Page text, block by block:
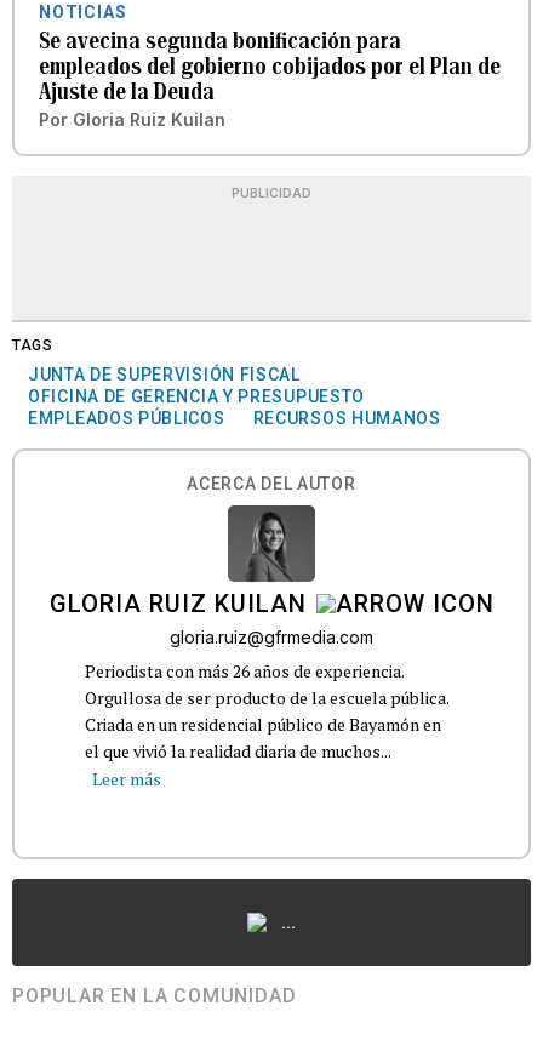
NOTICIAS
Se avecina segunda bonificación para
empleados del gobierno cobijados por el Plan de
Ajuste de la Deuda
Por Gloria Ruiz Kuilan
PUBLICIDAD
TAGS
JUNTA DE SUPERVISIÓN FISCAL
OFICINA DE GERENCIA Y PRESUPUESTO
EMPLEADOS PÚBLICOS
RECURSOS HUMANOS
ACERCA DEL AUTOR
GLORIA RUIZ KUILAN
gloria.ruiz@gfrmedia.com
Periodista con más 26 años de experiencia.
Orgullosa de ser producto de la escuela pública.
Criada en un residencial público de Bayamón en
el que vivió la realidad diaria de muchos...
Leer más
...
POPULAR EN LA COMUNIDAD